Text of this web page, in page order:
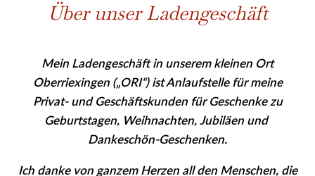
Über unser Ladengeschäft
Mein Ladengeschäft in unserem kleinen Ort
Oberriexingen („ORI“) ist Anlaufstelle für meine
Privat- und Geschäfts­kunden für Geschenke zu
Geburtstagen, Weihnachten, Jubiläen und
Dankeschön-Geschenken.
Ich danke von ganzem Herzen all den Menschen, die